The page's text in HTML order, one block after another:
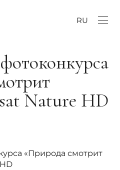
RU
Naturе HD
«Природа смотрит